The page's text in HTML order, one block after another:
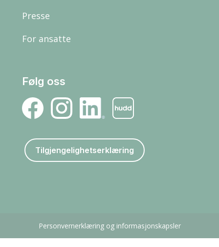
Presse
For ansatte
Følg oss
Tilgjengelighetserklæring
Personvernerklæring og informasjonskapsler